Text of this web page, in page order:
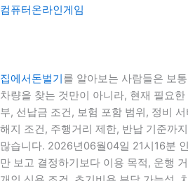
컴퓨터온라인게임
집에서돈벌기를 알아보는 사람들은 보
차량을 찾는 것만이 아니라, 현재 필요
부, 선납금 조건, 보험 포함 범위, 정비
해지 조건, 주행거리 제한, 반납 기준까
많습니다. 2026년06월04일 21시16분
만 보고 결정하기보다 이용 목적, 운행